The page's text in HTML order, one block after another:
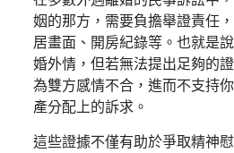
姻的那方，需要負擔舉證責任
居畫面、開房紀錄等。也就是
婚外情，但若無法提出足夠的
為雙方感情不合，進而不支持
產分配上的訴求。
這些證據不僅有助於爭取精神